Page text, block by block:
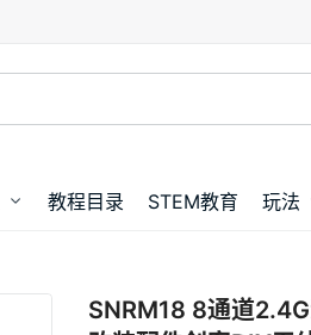
教程目录 STEM教育 玩法
SNRM18 8通道